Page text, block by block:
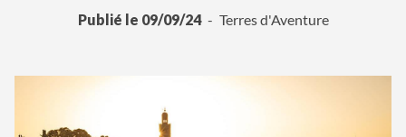
Publié le 09/09/24 Terres d'Aventure